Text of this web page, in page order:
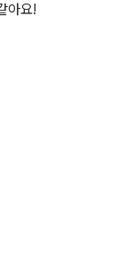
아요!